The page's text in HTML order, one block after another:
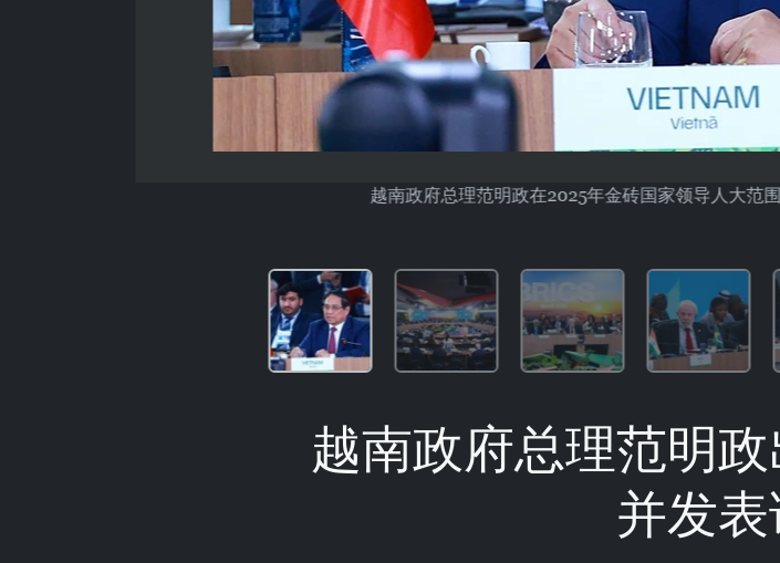
越南政府总理范明政在2025年金砖国家领导人大范
越南政府总理范明
并发